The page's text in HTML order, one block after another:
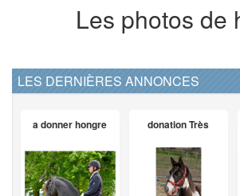
Les photos de
LES DERNIÈRES ANNONCES
a donner hongre donation Très